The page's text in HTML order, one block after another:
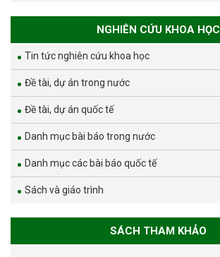
NGHIÊN CỨU KHOA HỌC
Tin tức nghiên cứu khoa học
Đề tài, dự án trong nước
Đề tài, dự án quốc tế
Danh mục bài báo trong nước
Danh mục các bài báo quốc tế
Sách và giáo trình
SÁCH THAM KHẢO